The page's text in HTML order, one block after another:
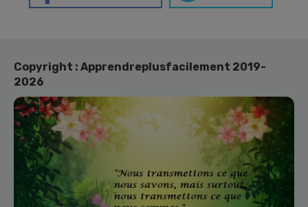
Copyright : Apprendreplusfacilement 2019-
2026